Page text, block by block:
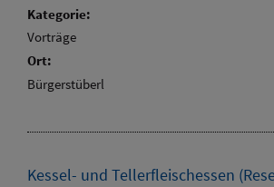
Kategorie:
Vorträge
Ort:
Bürgerstüberl
Kessel- und Tellerfleischessen